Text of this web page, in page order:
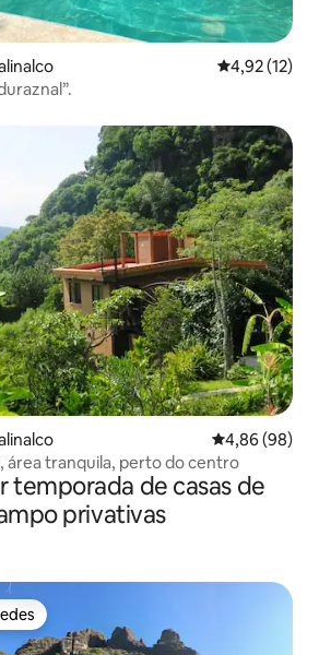
4,92 de uma
4,92 (12)
4,86 de uma
4,86 (98)
área tranquila, perto do centro
temporada de casas de
privativas